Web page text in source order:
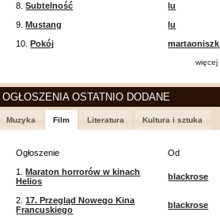
8.Subtelność
lu
9.Mustang
lu
10.Pokój martaoniszk
więcej
OGŁOSZENIA OSTATNIO DODANE
Muzyka Film Literatura Kultura i sztuka
Ogłoszenie
Od
1.Maraton horrorów w kinach
Helios
blackrose
2.17. Przegląd Nowego Kina
Francuskiego
blackrose